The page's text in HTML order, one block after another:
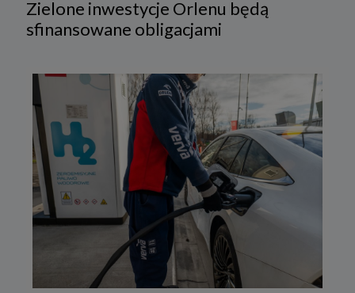
Zielone inwestycje Orlenu będą
sfinansowane obligacjami